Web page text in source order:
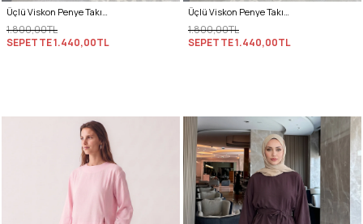
Üçlü Viskon Penye Takım 13205 - SİYAH
1.800,00TL
SEPETTE1.440,00TL
Üçlü Viskon Penye Takım 13205 - LACİVERT
1.800,00TL
SEPETTE1.440,00TL